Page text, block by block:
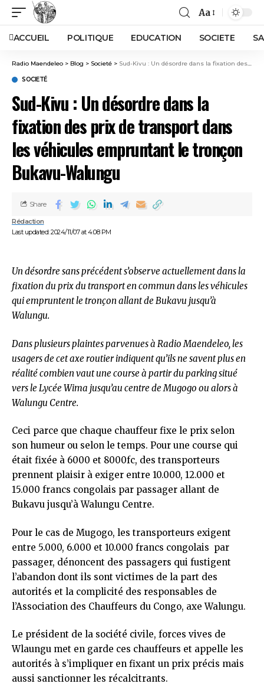
Aa
ACCUEIL POLITIQUE EDUCATION SOCIETE
Radio Maendeleo > Blog > Societé > Sud-Kivu : Un désordre dans la fixation des prix de transport dans les véhicules empruntant le tronçon Bukavu-Walungu
SOCIETÉ
Sud-Kivu : Un désordre dans la
fixation des prix de transport dans
les véhicules empruntant le tronçon
Bukavu-Walungu
Last updated: 2024/11/07 at 4:08 PM
Rédaction
Share
Un désordre sans précédent s’observe actuellement dans la
fixation du prix du transport en commun dans les véhicules
qui empruntent le tronçon allant de Bukavu jusqu’à
Walungu.
Dans plusieurs plaintes parvenues à Radio Maendeleo, les
usagers de cet axe routier indiquent qu’ils ne savent plus en
réalité combien vaut une course à partir du parking situé
vers le Lycée Wima jusqu’au centre de Mugogo ou alors à
Walungu Centre.
Ceci parce que chaque chauffeur fixe le prix selon
son humeur ou selon le temps. Pour une course qui
était fixée à 6000 et 8000fc, des transporteurs
prennent plaisir à exiger entre 10.000, 12.000 et
15.000 francs congolais par passager allant de
Bukavu jusqu’à Walungu Centre.
Pour le cas de Mugogo, les transporteurs exigent
entre 5.000, 6.000 et 10.000 francs congolais par
passager, dénoncent des passagers qui fustigent
l’abandon dont ils sont victimes de la part des
autorités et la complicité des responsables de
l’Association des Chauffeurs du Congo, axe Walungu.
Le président de la société civile, forces vives de
Wlaungu met en garde ces chauffeurs et appelle les
autorités à s’impliquer en fixant un prix précis mais
aussi sanctionner les récalcitrants.